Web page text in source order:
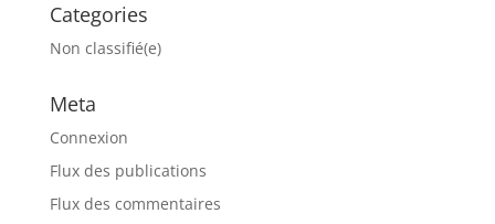
Categories
Non classifié(e)
Meta
Connexion
Flux des publications
Flux des commentaires